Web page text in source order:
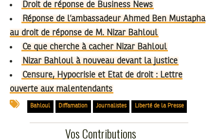
Droit de réponse de Business News
Réponse de l’ambassadeur Ahmed Ben Mustapha
au droit de réponse de M. Nizar Bahloul
Ce que cherche à cacher Nizar Bahloul
Nizar Bahloul à nouveau devant la justice
Censure, Hypocrisie et Etat de droit : Lettre
ouverte aux malentendants
Bahloul Diffamation Journalistes Liberté de la Presse
Vos Contributions